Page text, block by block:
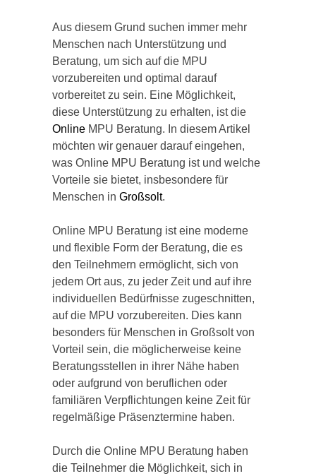
Aus diesem Grund suchen immer mehr
Menschen nach Unterstützung und
Beratung, um sich auf die MPU
vorzubereiten und optimal darauf
vorbereitet zu sein. Eine Möglichkeit,
diese Unterstützung zu erhalten, ist die
Online MPU Beratung. In diesem Artikel
möchten wir genauer darauf eingehen,
was Online MPU Beratung ist und welche
Vorteile sie bietet, insbesondere für
Menschen in Großsolt.
Online MPU Beratung ist eine moderne
und flexible Form der Beratung, die es
den Teilnehmern ermöglicht, sich von
jedem Ort aus, zu jeder Zeit und auf ihre
individuellen Bedürfnisse zugeschnitten,
auf die MPU vorzubereiten. Dies kann
besonders für Menschen in Großsolt von
Vorteil sein, die möglicherweise keine
Beratungsstellen in ihrer Nähe haben
oder aufgrund von beruflichen oder
familiären Verpflichtungen keine Zeit für
regelmäßige Präsenztermine haben.
Durch die Online MPU Beratung haben
die Teilnehmer die Möglichkeit, sich in